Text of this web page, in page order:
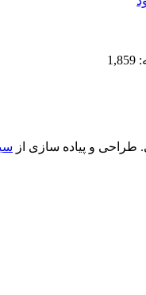
طراحی و پیاده سازی از